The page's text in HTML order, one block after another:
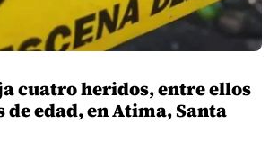
cuatro heridos, entre ellos
de edad, en Atima, Santa